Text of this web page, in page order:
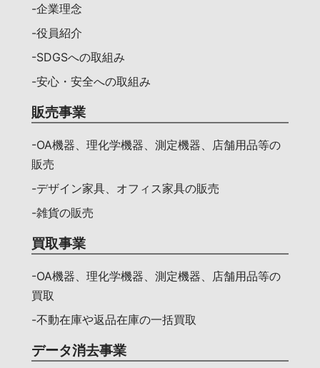
-企業理念
-役員紹介
-SDGSへの取組み
-安心・安全への取組み
販売事業
-OA機器、理化学機器、測定機器、店舗用品等の
販売
-デザイン家具、オフィス家具の販売
-雑貨の販売
買取事業
-OA機器、理化学機器、測定機器、店舗用品等の
買取
-不動在庫や返品在庫の一括買取
データ消去事業